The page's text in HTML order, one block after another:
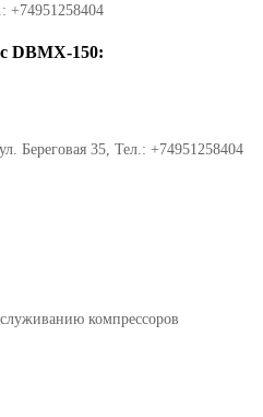
+74951258404
DBMX-150:
Береговая 35, Тел.: +74951258404
компрессоров